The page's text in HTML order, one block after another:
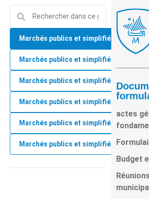
Marchés publics et simplifiés pour 2026
Marchés publics et simplifiés pour 2025
Marchés publics et simplifiés pour 2024
Marchés publics et simplifiés pour 2023
Marchés publics et simplifiés pour 2022
Marchés publics et simplifiés pour 2021
actes
Budget